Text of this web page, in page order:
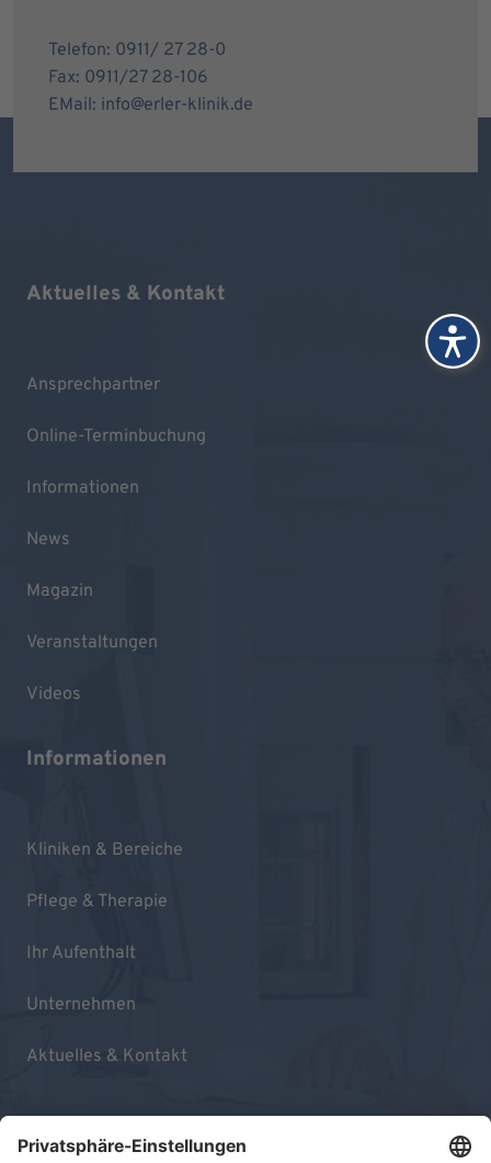
Telefon: 0911/ 27 28-0
Fax: 0911/27 28-106
EMail: info@erler-klinik.de
Aktuelles & Kontakt
Ansprechpartner
Online-Terminbuchung
Informationen
News
Magazin
Veranstaltungen
Videos
Informationen
Kliniken & Bereiche
Pflege & Therapie
Ihr Aufenthalt
Unternehmen
Aktuelles & Kontakt